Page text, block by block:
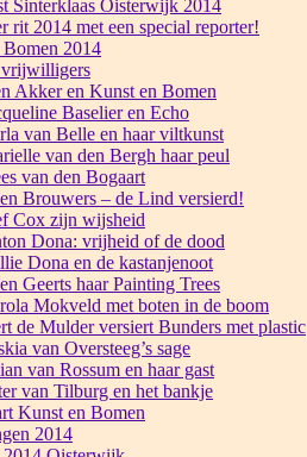
Sinterklaas Oisterwijk 2014
rit 2014 met een special reporter!
2014
vrijwilligers
Akker en Kunst en Bomen
Baselier en Echo
van Belle en haar viltkunst
van den Bergh haar peul
van den Bogaart
Brouwers – de Lind versierd!
Cox zijn wijsheid
Dona: vrijheid of de dood
Dona en de kastanjenoot
Geerts haar Painting Trees
Mokveld met boten in de boom
de Mulder versiert Bunders met plastic
van Oversteeg’s sage
van Rossum en haar gast
van Tilburg en het bankje
Kunst en Bomen
2014